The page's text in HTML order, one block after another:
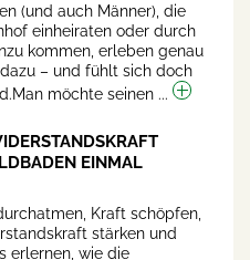
(und auch Männer), die
einheiraten oder durch
kommen, erleben genau
– und fühlt sich doch
möchte seinen ...
EINMAL
Kraft schöpfen,
stärken und
erlernen, wie die